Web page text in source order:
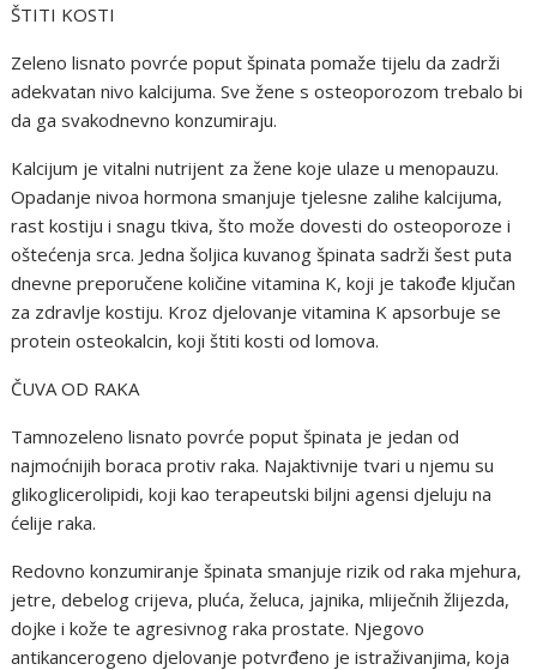
ŠTITI KOSTI
Zeleno lisnato povrće poput špinata pomaže tijelu da zadrži
adekvatan nivo kalcijuma. Sve žene s osteoporozom trebalo bi
da ga svakodnevno konzumiraju.
Kalcijum je vitalni nutrijent za žene koje ulaze u menopauzu.
Opadanje nivoa hormona smanjuje tjelesne zalihe kalcijuma,
rast kostiju i snagu tkiva, što može dovesti do osteoporoze i
oštećenja srca. Jedna šoljica kuvanog špinata sadrži šest puta
dnevne preporučene količine vitamina K, koji je takođe ključan
za zdravlje kostiju. Kroz djelovanje vitamina K apsorbuje se
protein osteokalcin, koji štiti kosti od lomova.
ČUVA OD RAKA
Tamnozeleno lisnato povrće poput špinata je jedan od
najmoćnijih boraca protiv raka. Najaktivnije tvari u njemu su
glikoglicerolipidi, koji kao terapeutski biljni agensi djeluju na
ćelije raka.
Redovno konzumiranje špinata smanjuje rizik od raka mjehura,
jetre, debelog crijeva, pluća, želuca, jajnika, mliječnih žlijezda,
dojke i kože te agresivnog raka prostate. Njegovo
antikancerogeno djelovanje potvrđeno je istraživanjima, koja